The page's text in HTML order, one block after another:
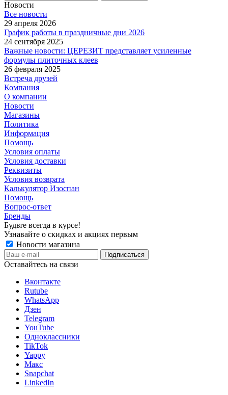
Новости
Все новости
29 апреля 2026
График работы в праздничные дни 2026
24 сентября 2025
Важные новости: ЦЕРЕЗИТ представляет усиленные
формулы плиточных клеев
26 февраля 2025
Встреча друзей
Компания
О компании
Новости
Магазины
Политика
Информация
Помощь
Условия оплаты
Условия доставки
Реквизиты
Условия возврата
Калькулятор Изоспан
Помощь
Вопрос-ответ
Бренды
Будьте всегда в курсе!
Узнавайте о скидках и акциях первым
Новости магазина
Оставайтесь на связи
Вконтакте
Rutube
WhatsApp
Дзен
Telegram
YouTube
Одноклассники
TikTok
Yappy
Макс
Snapchat
LinkedIn